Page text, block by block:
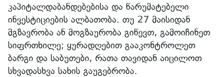
კაპიტალდაბანდებებისა და წარუმატებელი
ინვესტიციების ალბათობა. თუ 27 მაისიდან
მგზავრობა ან მოგზაურობა გიწევთ, გამოიჩინეთ
სიფრთხილე; ყურადღებით გააკონტროლეთ
ბარგი და საბუთები, რათა თავიდან აიცილოთ
სხვადასხვა სახის გაუგებრობა.